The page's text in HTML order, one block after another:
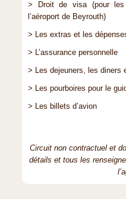
> Droit de visa (pour les
l’aéroport de Beyrouth)
> Les extras et les
> L’assurance personnelle
> Les dejeuners, les diners
> Les pourboires pour le
> Les billets d’avion
Circuit non contractuel et
détails et tous les